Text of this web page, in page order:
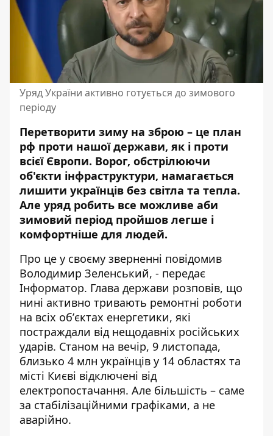
Уряд України активно готується до зимового
періоду
Перетворити зиму на зброю – це план
рф проти нашої держави, як і проти
всієї Європи. Ворог, обстрілюючи
об'єкти інфраструктури, намагається
лишити українців без світла та тепла.
Але уряд робить все можливе аби
зимовий період пройшов легше і
комфортніше для людей.
Про це у своєму зверненні повідомив
Володимир Зеленський, - передає
Інформатор. Глава держави розповів, що
нині активно тривають ремонтні роботи
на всіх обʼєктах енергетики, які
постраждали від нещодавніх російських
ударів. Станом на вечір, 9 листопада,
близько 4 млн українців у 14 областях та
місті Києві відключені від
електропостачання. Але більшість – саме
за стабілізаційними графіками, а не
аварійно.